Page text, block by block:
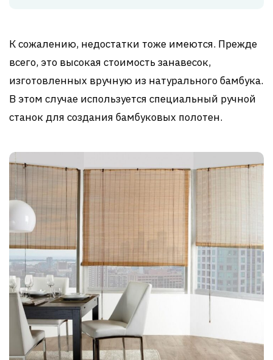
К сожалению, недостатки тоже имеются. Прежде
всего, это высокая стоимость занавесок,
изготовленных вручную из натурального бамбука.
В этом случае используется специальный ручной
станок для создания бамбуковых полотен.